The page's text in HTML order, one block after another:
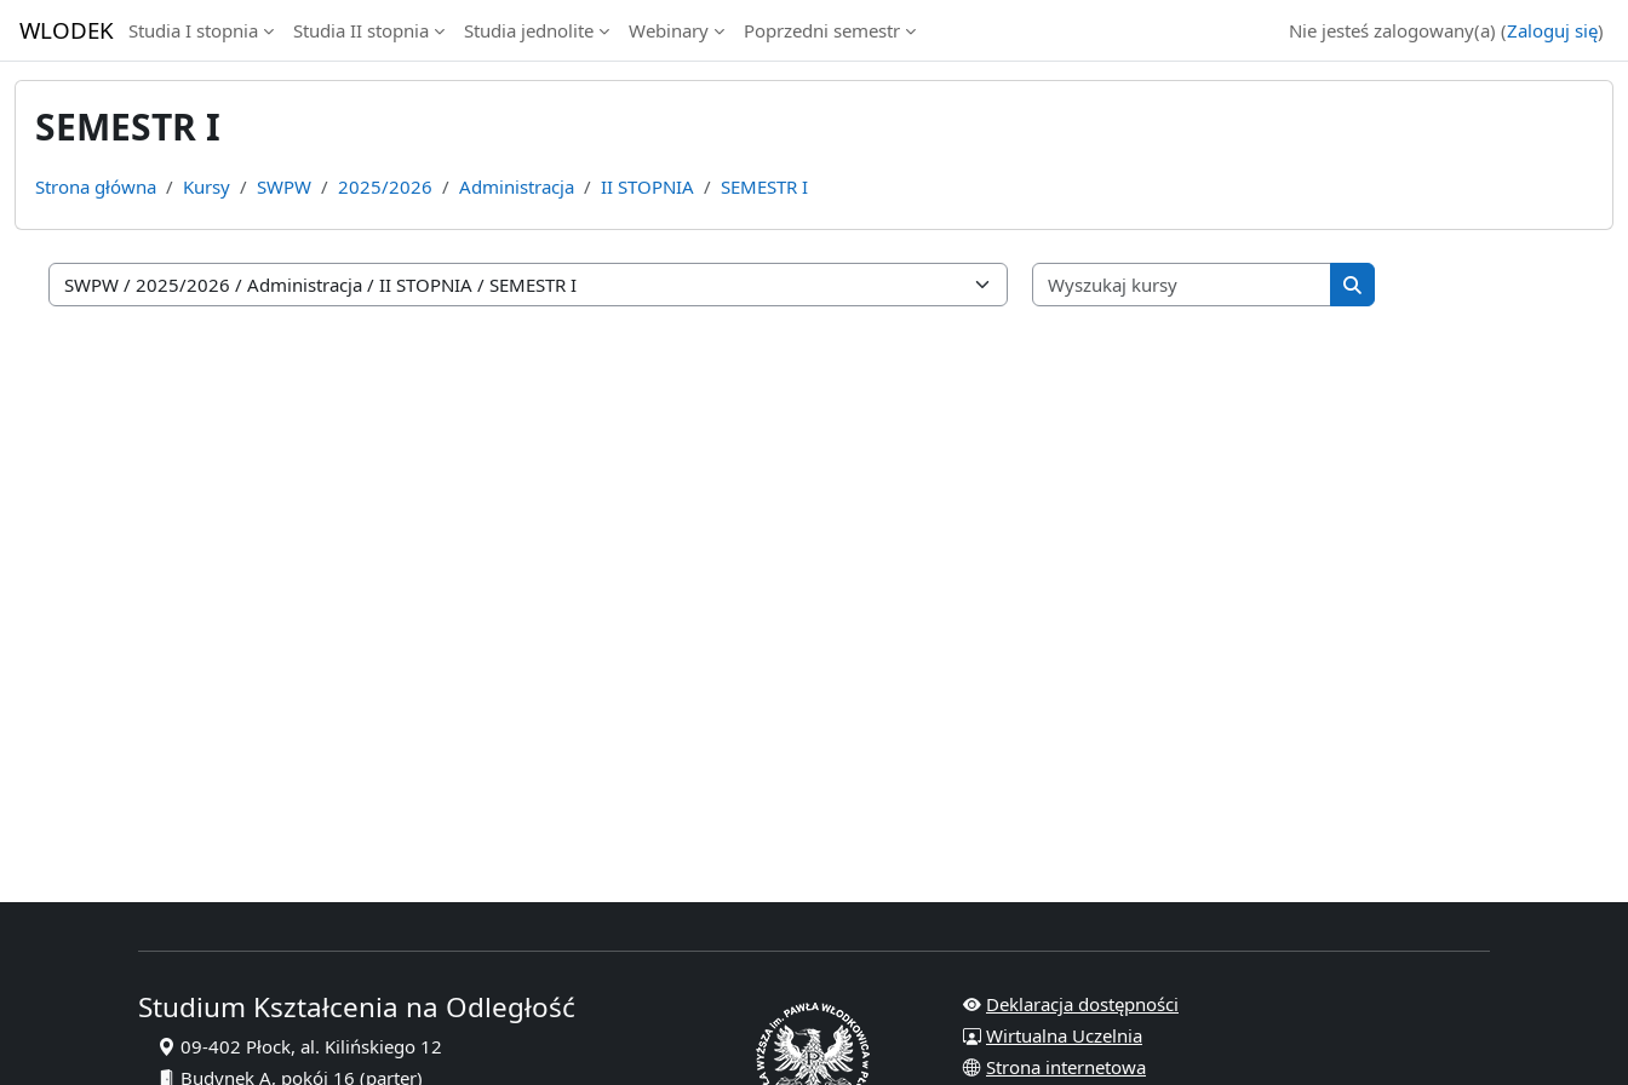
WLODEK Studia I stopnia Studia II stopnia Studia jednolite Webinary Poprzedni semestr Nie jesteś zalogowany(a) (Zaloguj się)
SEMESTR I
Strona główna Kursy SWPW 2025/2026 Administracja II STOPNIA SEMESTR I
Kategorie kursów
Wyszukaj kursy
Wyszukaj kursy
Studium Kształcenia na Odległość
09-402 Płock, al. Kilińskiego 12
Budynek A, pokój 16 (parter)
Deklaracja dostępności
Wirtualna Uczelnia
Strona internetowa